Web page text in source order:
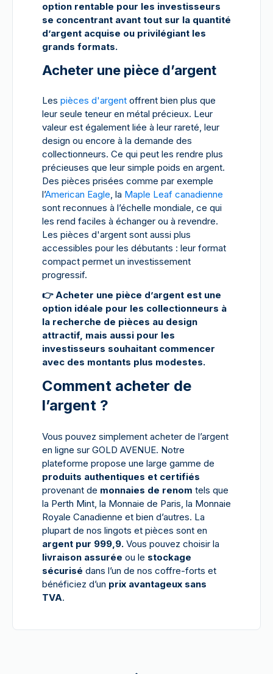
option rentable pour les investisseurs
se concentrant avant tout sur la quantité
d’argent acquise ou privilégiant les
grands formats.
Acheter une pièce d’argent
Les pièces d'argent offrent bien plus que
leur seule teneur en métal précieux. Leur
valeur est également liée à leur rareté, leur
design ou encore à la demande des
collectionneurs. Ce qui peut les rendre plus
précieuses que leur simple poids en argent.
Des pièces prisées comme par exemple
l’American Eagle, la Maple Leaf canadienne
sont reconnues à l’échelle mondiale, ce qui
les rend faciles à échanger ou à revendre.
Les pièces d'argent sont aussi plus
accessibles pour les débutants : leur format
compact permet un investissement
progressif.
👉Acheter une pièce d’argent est une
option idéale pour les collectionneurs à
la recherche de pièces au design
attractif, mais aussi pour les
investisseurs souhaitant commencer
avec des montants plus modestes.
Comment acheter de
l’argent ?
Vous pouvez simplement acheter de l’argent
en ligne sur GOLD AVENUE. Notre
plateforme propose une large gamme de
produits authentiques et certifiés
provenant de monnaies de renom tels que
la Perth Mint, la Monnaie de Paris, la Monnaie
Royale Canadienne et bien d’autres. La
plupart de nos lingots et pièces sont en
argent pur 999,9. Vous pouvez choisir la
livraison assurée ou le stockage
sécurisé dans l’un de nos coffre-forts et
bénéficiez d’un prix avantageux sans
TVA.